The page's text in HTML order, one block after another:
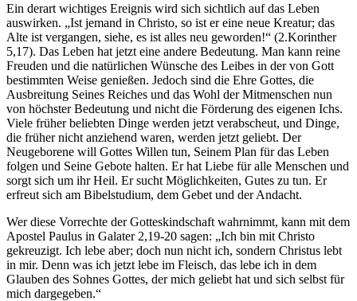
Ein derart wichtiges Ereignis wird sich sichtlich auf das Leben
auswirken. „Ist jemand in Christo, so ist er eine neue Kreatur; das
Alte ist vergangen, siehe, es ist alles neu geworden!“ (2.Korinther
5,17). Das Leben hat jetzt eine andere Bedeutung. Man kann reine
Freuden und die natürlichen Wünsche des Leibes in der von Gott
bestimmten Weise genießen. Jedoch sind die Ehre Gottes, die
Ausbreitung Seines Reiches und das Wohl der Mitmenschen nun
von höchster Bedeutung und nicht die Förderung des eigenen Ichs.
Viele früher beliebten Dinge werden jetzt verabscheut, und Dinge,
die früher nicht anziehend waren, werden jetzt geliebt. Der
Neugeborene will Gottes Willen tun, Seinem Plan für das Leben
folgen und Seine Gebote halten. Er hat Liebe für alle Menschen und
sorgt sich um ihr Heil. Er sucht Möglichkeiten, Gutes zu tun. Er
erfreut sich am Bibelstudium, dem Gebet und der Andacht.
Wer diese Vorrechte der Gotteskindschaft wahrnimmt, kann mit dem
Apostel Paulus in Galater 2,19-20 sagen: „Ich bin mit Christo
gekreuzigt. Ich lebe aber; doch nun nicht ich, sondern Christus lebt
in mir. Denn was ich jetzt lebe im Fleisch, das lebe ich in dem
Glauben des Sohnes Gottes, der mich geliebt hat und sich selbst für
mich dargegeben.“